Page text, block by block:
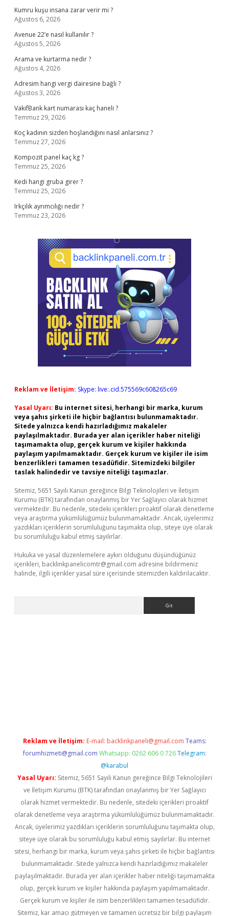
Kumru kuşu insana zarar verir mi ?
Ağustos 6, 2026
Avenue 22’e nasıl kullanılır ?
Ağustos 5, 2026
Arama ve kurtarma nedir ?
Ağustos 4, 2026
Adresim hangi vergi dairesine bağlı ?
Ağustos 3, 2026
VakıfBank kart numarası kaç haneli ?
Temmuz 29, 2026
Koç kadının sizden hoşlandığını nasıl anlarsınız ?
Temmuz 27, 2026
Kompozit panel kaç kg ?
Temmuz 25, 2026
Kedi hangi gruba girer ?
Temmuz 25, 2026
Irkçılık ayrımcılığı nedir ?
Temmuz 23, 2026
Reklam ve İletişim: Skype: live:.cid.575569c608265c69
Yasal Uyarı: Bu internet sitesi, herhangi bir marka, kurum
veya şahıs şirketi ile hiçbir bağlantısı bulunmamaktadır.
Sitede yalnızca kendi hazırladığımız makaleler
paylaşılmaktadır. Burada yer alan içerikler haber niteliği
taşımamakta olup, gerçek kurum ve kişiler hakkında
paylaşım yapılmamaktadır. Gerçek kurum ve kişiler ile isim
benzerlikleri tamamen tesadüfidir. Sitemizdeki bilgiler
taslak halindedir ve tavsiye niteliği taşımazlar.
Sitemiz, 5651 Sayılı Kanun gereğince Bilgi Teknolojileri ve İletişim
Kurumu (BTK) tarafından onaylanmış bir Yer Sağlayıcı olarak hizmet
vermektedir. Bu nedenle, sitedeki içerikleri proaktif olarak denetleme
veya araştırma yükümlülüğümüz bulunmamaktadır. Ancak, üyelerimiz
yazdıkları içeriklerin sorumluluğunu taşımakta olup, siteye üye olarak
bu sorumluluğu kabul etmiş sayılırlar.
Hukuka ve yasal düzenlemelere aykırı olduğunu düşündüğünüz
içerikleri, backlinkpanelicomtr@gmail.com adresine bildirmeniz
halinde, ilgili içerikler yasal süre içerisinde sitemizden kaldırılacaktır.
Reklam ve İletişim: E-mail: backlinkpaneli@gmail.com Teams:
forumhizmeti@gmail.com Whatsapp: 0262 606 0 726 Telegram:
@karabul
Yasal Uyarı: Sitemiz, 5651 Sayılı Kanun gereğince Bilgi Teknolojileri
ve İletişim Kurumu (BTK) tarafından onaylanmış bir Yer Sağlayıcı
olarak hizmet vermektedir. Bu nedenle, sitedeki içerikleri proaktif
olarak denetleme veya araştırma yükümlülüğümüz bulunmamaktadır.
Ancak, üyelerimiz yazdıkları içeriklerin sorumluluğunu taşımakta olup,
siteye üye olarak bu sorumluluğu kabul etmiş sayılırlar. Bu internet
sitesi, herhangi bir marka, kurum veya şahıs şirketi ile hiçbir bağlantısı
bulunmamaktadır. Sitede yalnızca kendi hazırladığımız makaleler
paylaşılmaktadır. Burada yer alan içerikler haber niteliği taşımamakta
olup, gerçek kurum ve kişiler hakkında paylaşım yapılmamaktadır.
Gerçek kurum ve kişiler ile isim benzerlikleri tamamen tesadüfidir.
Sitemiz, kar amacı gütmeyen ve tamamen ücretsiz bir bilgi paylaşım